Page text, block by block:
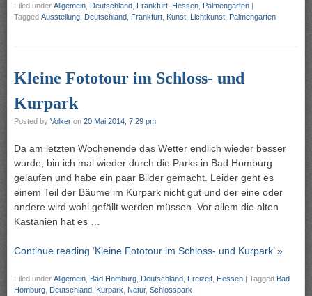
Filed under Allgemein Deutschland Frankfurt Hessen Palmengarten |
Tagged Ausstellung Deutschland Frankfurt Kunst Lichtkunst Palmengarten
Kleine Fototour im Schloss- und
Kurpark
Posted by Volker on 20 Mai 2014, 7:29 pm
Da am letzten Wochenende das Wetter endlich wieder besser
wurde, bin ich mal wieder durch die Parks in Bad Homburg
gelaufen und habe ein paar Bilder gemacht. Leider geht es
einem Teil der Bäume im Kurpark nicht gut und der eine oder
andere wird wohl gefällt werden müssen. Vor allem die alten
Kastanien hat es …
Continue reading ‘Kleine Fototour im Schloss- und Kurpark’ »
Filed under Allgemein Bad Homburg Deutschland Freizeit Hessen | Tagged Bad
Homburg Deutschland Kurpark Natur, Schlosspark